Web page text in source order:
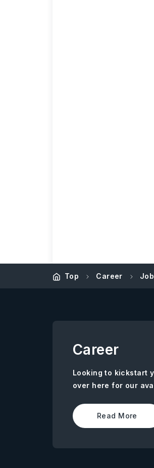
Top Career Job
Career
Looking to kickstart
over here for our
Read More